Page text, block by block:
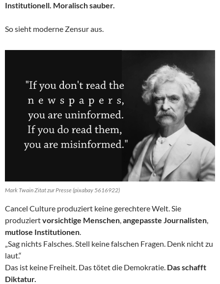
Institutionell. Moralisch sauber.
So sieht moderne Zensur aus.
Mark Twain Zitat zur Presse (pixabay 5616922)
Cancel Culture produziert keine gerechtere Welt. Sie
produziertvorsichtige Menschen angepasste Journalisten
mutlose Institutionen
„Sag nichts Falsches. Stell keine falschen Fragen. Denk nicht zu
laut.“
Das ist keine Freiheit. Das tötet die Demokratie. Das schafft
Diktatur.